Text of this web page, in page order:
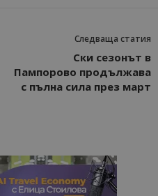
Следваща статия
Ски сезонът в
Пампорово продължава
с пълна сила през март